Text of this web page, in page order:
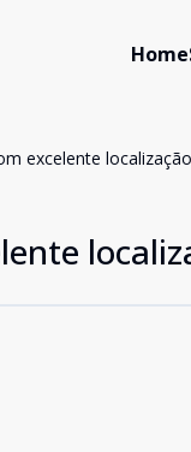
Home
excelente